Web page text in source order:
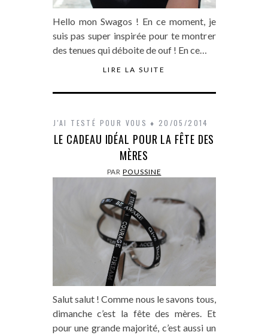
Hello mon Swagos ! En ce moment, je
suis pas super inspirée pour te montrer
des tenues qui déboite de ouf ! En ce…
LIRE LA SUITE
J'AI TESTÉ POUR VOUS 20/05/2014
LE CADEAU IDÉAL POUR LA FÊTE DES
MÈRES
PARPOUSSINE
Salut salut ! Comme nous le savons tous,
dimanche c’est la fête des mères. Et
pour une grande majorité, c’est aussi un